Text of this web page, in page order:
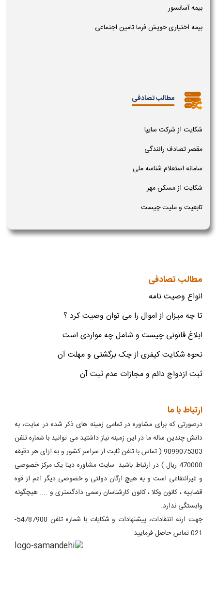
بیمه آسانسور
بیمه اختیاری خویش فرما تامین اجتماعی
مطالب تصادفی
شکایت از شرکت سایپا
مقصر تصادف رانندگی
سامانه استعلام شناسه ملی
شکایت از مسکن مهر
تابعیت و ملیت چیست
مطالب تصادفی
انواع وصیت نامه
تا چه میزان از اموال را می توان وصیت کرد ؟
ابلاغ قانونی چیست و شامل چه مواردی است
نحوه شکایت کیفری از چک برگشتی و مهلت آن
ثبت ازدواج دائم و مجازات عدم ثبت آن
ارتباط با ما
درصورتی که برای مشاوره در تمامی زمینه های ذکر شده در سایت، به
دانش چندین ساله ما در این زمینه نیاز داشتید می توانید با شماره تلفن
9099075303 ( تماس با تلفن ثابت از سراسر کشور و به ازای هر دقیقه
470000 ریال ) در ارتباط باشید. سایت مشاوره دینا یک مرکز خصوصی
و غیرانتفاعی است و به هیچ ارگان دولتی و خصوصی دیگر اعم از قوه
قضاییه ، کانون وکلا ، کانون کارشناسان رسمی دادگستری و .... هیچگونه
وابستگی ندارد.
جهت ارئه انتقادات، پیشنهادات و شکایات با شماره تلفن 54787900-
021 تماس حاصل فرمایید.